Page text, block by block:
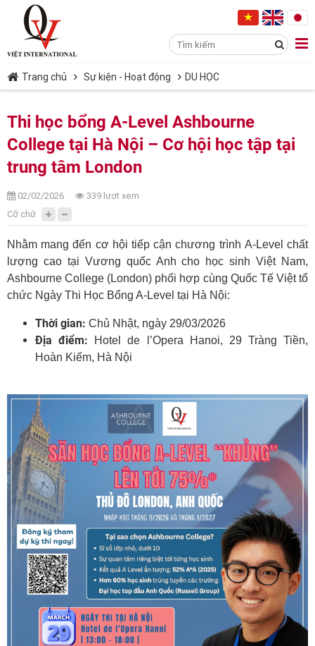
Trang chủ Sự kiện - Hoạt động DU HỌC
Thi học bổng A-Level Ashbourne
College tại Hà Nội – Cơ hội học tập tại
trung tâm London
02/02/2026
339 lượt xem
Cỡ chữ
Nhằm mang đến cơ hội tiếp cận chương trình A-Level chất
lượng cao tại Vương quốc Anh cho học sinh Việt Nam,
Ashbourne College (London) phối hợp cùng Quốc Tế Việt tổ
chức Ngày Thi Học Bổng A-Level tại Hà Nội:
Thời gian: Chủ Nhật, ngày 29/03/2026
Địa điểm: Hotel de l’Opera Hanoi, 29 Tràng Tiền,
Hoàn Kiếm, Hà Nội